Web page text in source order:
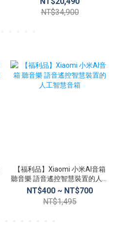
NT$34,900
【福利品】Xiaomi 小米AI音箱
聽音樂 語音遙控智慧裝置的人工
智慧音箱
NT$400 ~ NT$700
NT$1,495